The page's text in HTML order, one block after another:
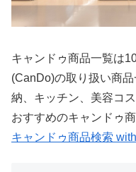
キャンドゥ商品一覧は
(CanDo)の取り扱い商
納、キッチン、美容コ
おすすめのキャンドゥ
キャンドゥ商品検索